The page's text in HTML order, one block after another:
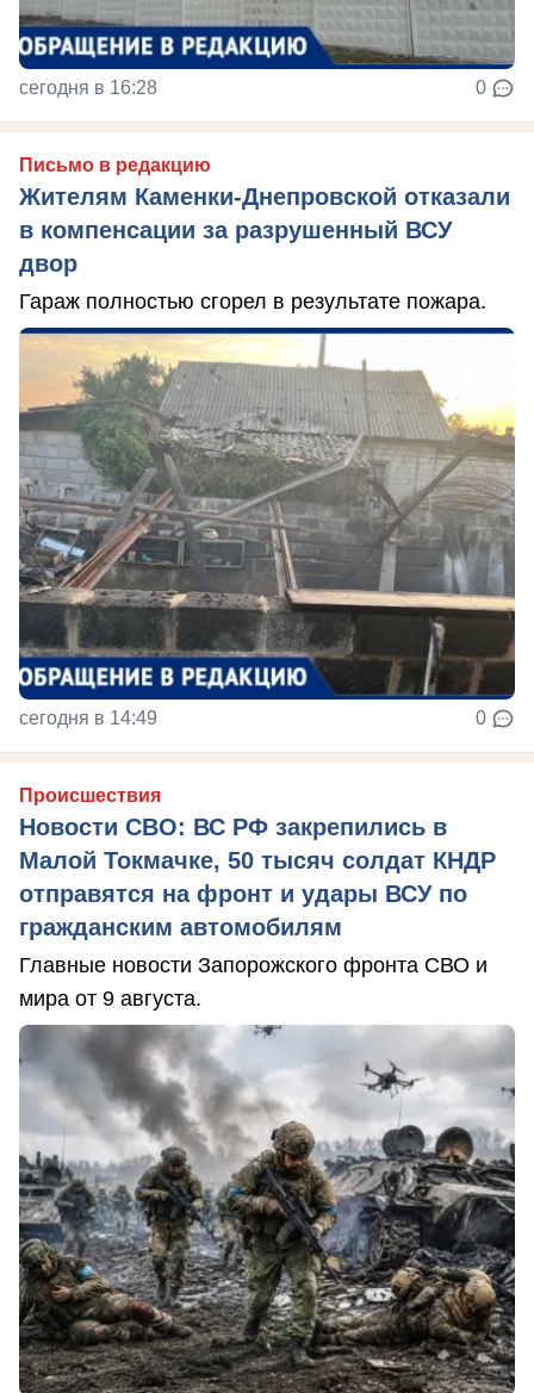
сегодня в 16:28 0
Письмо в редакцию
Жителям Каменки-Днепровской отказали
в компенсации за разрушенный ВСУ
двор
Гараж полностью сгорел в результате пожара.
сегодня в 14:49 0
Происшествия
Новости СВО: ВС РФ закрепились в
Малой Токмачке, 50 тысяч солдат КНДР
отправятся на фронт и удары ВСУ по
гражданским автомобилям
Главные новости Запорожского фронта СВО и
мира от 9 августа.